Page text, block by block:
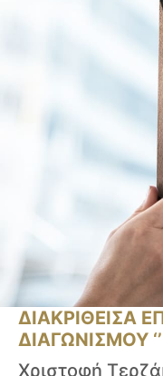
ΔΙΑΚΡΙΘΕΙΣΑ
ΔΙΑΓΩΝΙΣΜΟΥ ‘’
Χριστοφή